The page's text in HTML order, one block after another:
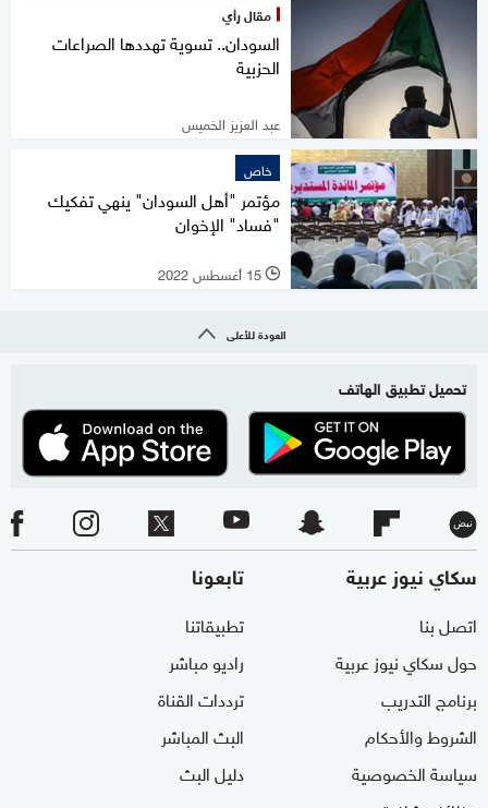
مقال رأي
السودان.. تسوية تهددها الصراعات
الحزبية
عبد العزيز الخميس
خاص
مؤتمر "أهل السودان" ينهي تفكيك
"فساد" الإخوان
l 15 أغسطس 2022
العودة للأعلى
تحميل تطبيق الهاتف
سكاي نيوز عربية
اتصل بنا
حول سكاي نيوز عربية
برنامج التدريب
الشروط والأحكام
سياسة الخصوصية
تابعونا
تطبيقاتنا
راديو مباشر
ترددات القناة
البث المباشر
دليل البث